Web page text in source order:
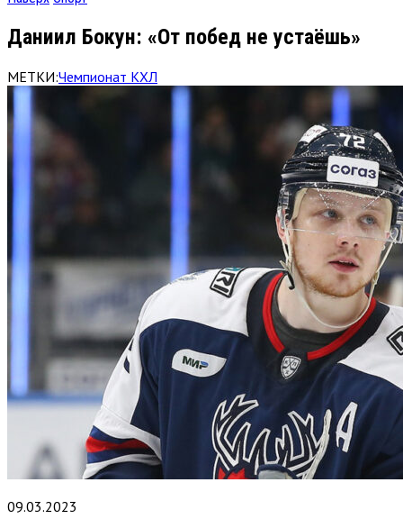
Даниил Бокун: «От побед не устаёшь»
МЕТКИ:Чемпионат КХЛ
09.03.2023